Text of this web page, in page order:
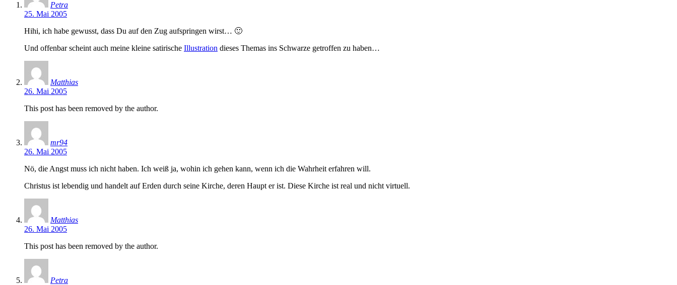
Petra
25. Mai 2005
Hihi, ich habe gewusst, dass Du auf den Zug aufspringen wirst… 🙂
Und offenbar scheint auch meine kleine satirische Illustration dieses Themas ins Schwarze getroffen zu haben…
Matthias
26. Mai 2005
This post has been removed by the author.
mr94
26. Mai 2005
Nö, die Angst muss ich nicht haben. Ich weiß ja, wohin ich gehen kann, wenn ich die Wahrheit erfahren will.
Christus ist lebendig und handelt auf Erden durch seine Kirche, deren Haupt er ist. Diese Kirche ist real und nicht virtuell.
Matthias
26. Mai 2005
This post has been removed by the author.
Petra